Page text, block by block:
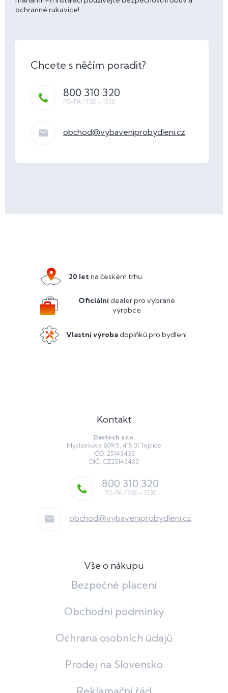
ochranné rukavice!
obchod@vybaveniprobydleni.cz
800 310 320
20 letna českém trhu
Oficiálnídealer pro vybrané
výrobce
Vlastní výrobadoplňků pro bydlení
Kontakt
Dastech s.r.o.
Myslbekova 809/5, 415 01 Teplice
IČO: 25143433
DIČ: CZ25143433
obchod@vybaveniprobydleni.cz
800 310 320
Vše o nákupu
Bezpečné placení
Obchodní podmínky
Ochrana osobních údajů
Prodej na Slovensko